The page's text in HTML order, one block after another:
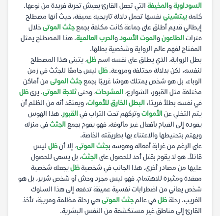
السوداويةوالمخيفة التي تجعل القارئ يعيش تجربة فريدة من نوعها.
كلمةبيتشيني نفسها تحمل دلالة تاريخية عميقة، حيث أنها مصطلح
إيطالي قديم أطلق على جماعة كانت مكلفة بجمعجثث الموتىخلال
فتراتالطاعونوالموت الأسودوالحرب العالمية. هذا المصطلح يمثل
المفتاح لفهم عالم الرواية وشخصية بطلها.
بطل الرواية، الذي يطلق على نفسه اسمظل، يتبنى هذا المصطلح
لنفسه، لكن بدلالة مختلفة ومروعة. ظل ليس جامعًا للجثث في زمن
الوباء، بل هو شخص يمتلك هوسًا غريبًا بجمعجثث الموتى من أماكن
مختلفة مثل القبور، الشوارع، المشرحات، وحتىثلاجة الموتى. يرىظل
في نفسه بطلاً فريدًا، البطل الخارق للأموات، ويعتقد أنه من الظلم أن
يتم التخلي عنالأمواتوتركهم تحت التراب فيالقبور. هذا الهوس
يقوده إلى القيام بأفعال غير مألوفة، فهو يقوم بجمعالجثثفي منزله
ويهتم بتحنيطها والاعتناء بها بطريقته الخاصة.
على الرغم من غرابة أفعاله وهوسه بجثث الموتى، إلا أنظل ليس
قاتلاً. هو لا يقوم بقتل أحد للحصول علىالجثث، بل يسعى للحصول
عليها من مصادر أخرى. هذا الجانب في شخصيةظليجعله شخصية
معقدة ومثيرة للاهتمام، فهو ليس مجرد وحش أو شخص شرير، بل هو
شخص يعاني من اضطرابات نفسية عميقة تدفعه إلى هذا السلوك
الغريب. رحلةظلفي عالمجثث الموتىهي رحلة مظلمة ومريبة، تأخذ
القارئ إلى مناطق غير مستكشفة من النفس البشرية.